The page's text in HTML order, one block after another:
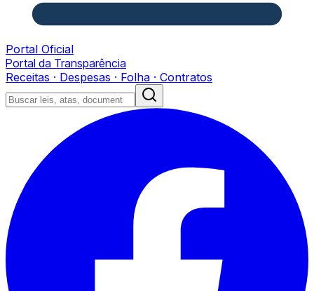
Portal Oficial
Portal da Transparência
Receitas · Despesas · Folha · Contratos